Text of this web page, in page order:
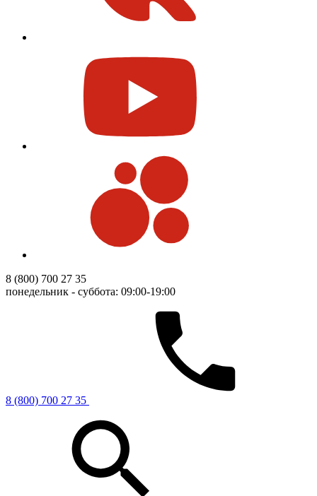
8 (800) 700 27 35
понедельник - суббота: 09:00-19:00
8 (800) 700 27 35